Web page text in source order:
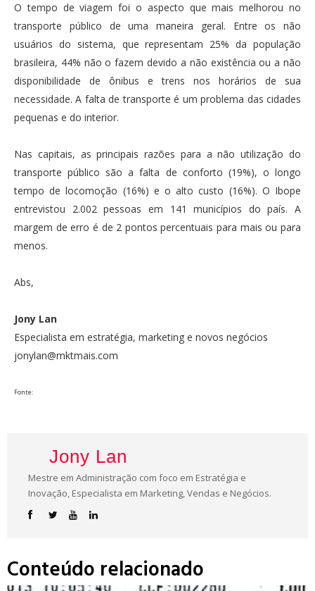
O tempo de viagem foi o aspecto que mais melhorou no
transporte público de uma maneira geral. Entre os não
usuários do sistema, que representam 25% da população
brasileira, 44% não o fazem devido a não existência ou a não
disponibilidade de ônibus e trens nos horários de sua
necessidade. A falta de transporte é um problema das cidades
pequenas e do interior.
Nas capitais, as principais razões para a não utilização do
transporte público são a falta de conforto (19%), o longo
tempo de locomoção (16%) e o alto custo (16%). O Ibope
entrevistou 2.002 pessoas em 141 municípios do país. A
margem de erro é de 2 pontos percentuais para mais ou para
menos.
Abs,
Jony Lan
Especialista em estratégia, marketing e novos negócios
jonylan@mktmais.com
Fonte:
Jony Lan
Mestre em Administração com foco em Estratégia e
Inovação, Especialista em Marketing, Vendas e Negócios.
Conteúdo relacionado